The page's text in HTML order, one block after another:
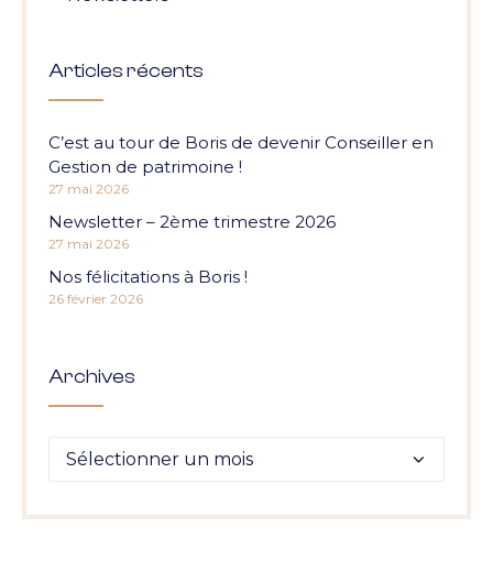
Articles récents
C’est au tour de Boris de devenir Conseiller en
Gestion de patrimoine !
27 mai 2026
Newsletter – 2ème trimestre 2026
27 mai 2026
Nos félicitations à Boris !
26 février 2026
Archives
Archives